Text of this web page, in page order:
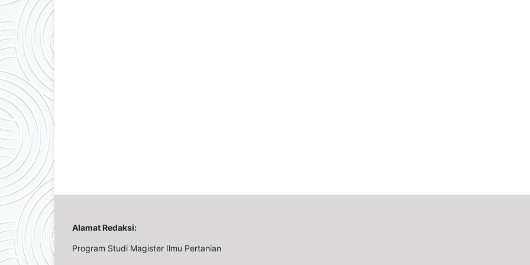
Alamat Redaksi:
Program Studi Magister Ilmu Pertanian